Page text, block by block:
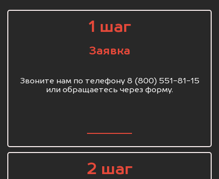
1 шаг
Заявка
Звоните нам по телефону 8 (800) 551-81-15
или обращаетесь через форму.
2 шаг